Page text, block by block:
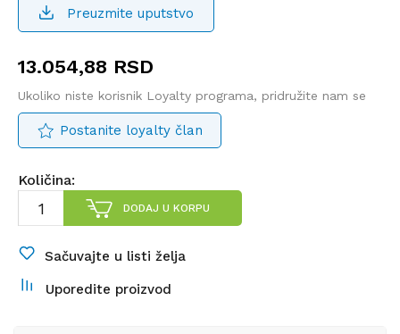
Preuzmite uputstvo
13.054,88 RSD
Ukoliko niste korisnik Loyalty programa, pridružite nam se
Postanite loyalty član
Količina:
DODAJ U KORPU
Sačuvajte u listi želja
Uporedite proizvod